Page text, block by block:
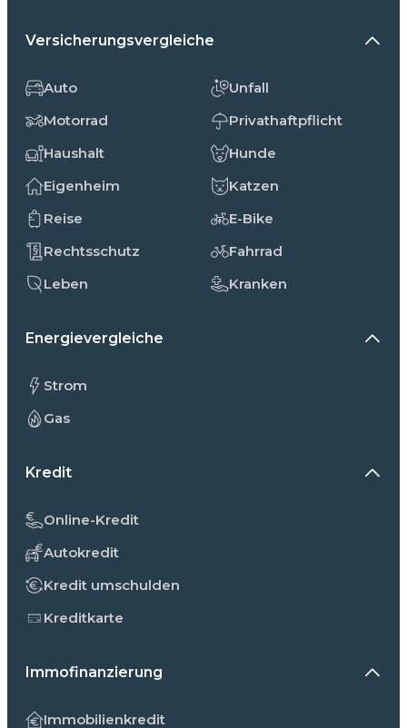
Versicherungsvergleiche
Auto
Motorrad
Haushalt
Eigenheim
Reise
Rechtsschutz
Leben
Unfall
Privathaftpflicht
Hunde
Katzen
E-Bike
Fahrrad
Kranken
Energievergleiche
Strom
Gas
Kredit
Online-Kredit
Autokredit
Kredit umschulden
Kreditkarte
Immofinanzierung
Immobilienkredit